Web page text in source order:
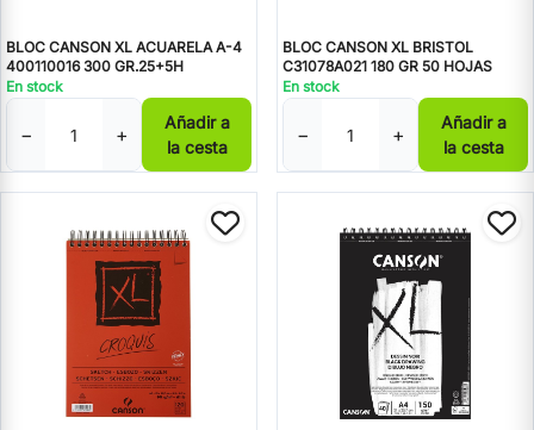
BLOC CANSON XL ACUARELA A-4
400110016 300 GR.25+5H
En stock
− +
Añadir a
la cesta
BLOC CANSON XL BRISTOL
C31078A021 180 GR 50 HOJAS
En stock
− +
Añadir a
la cesta